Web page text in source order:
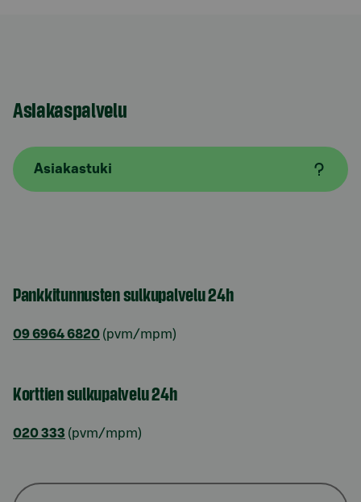
Asiakaspalvelu
Asiakastuki
Pankkitunnusten sulkupalvelu 24h
09 6964 6820 (pvm/mpm)
Korttien sulkupalvelu 24h
020 333 (pvm/mpm)